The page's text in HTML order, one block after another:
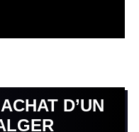
D’UN